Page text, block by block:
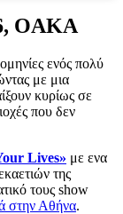
OAKA
ενός πολύ
με μια
κυρίως σε
που δεν
Lives» με ενα
της
τους show
στην Αθήνα.